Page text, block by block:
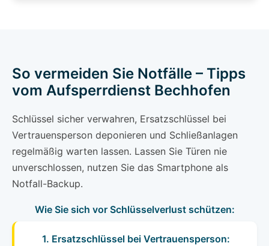
So vermeiden Sie Notfälle – Tipps
vom Aufsperrdienst Bechhofen
Schlüssel sicher verwahren, Ersatzschlüssel bei
Vertrauensperson deponieren und Schließanlagen
regelmäßig warten lassen. Lassen Sie Türen nie
unverschlossen, nutzen Sie das Smartphone als
Notfall-Backup.
Wie Sie sich vor Schlüsselverlust schützen:
1. Ersatzschlüssel bei Vertrauensperson: